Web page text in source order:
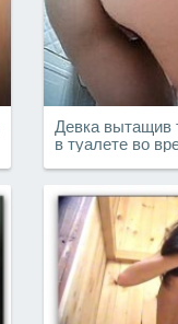
Девка вытащив
в туалете во